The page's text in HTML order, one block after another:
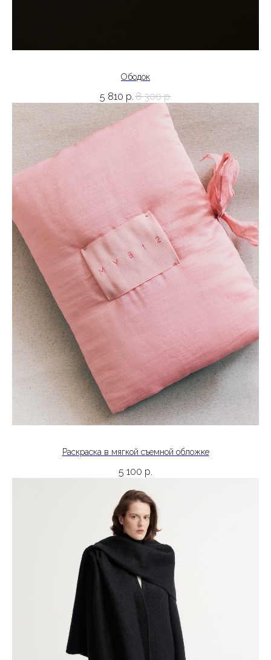
Ободок
5 810 р.8 300 р.
Раскраска в мягкой съемной обложке
5 100 р.